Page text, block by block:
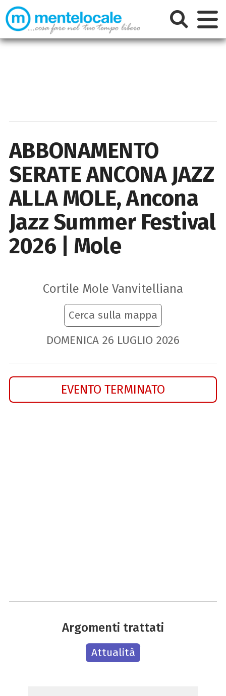
ABBONAMENTO
SERATE ANCONA JAZZ
ALLA MOLE, Ancona
Jazz Summer Festival
2026 | Mole
Cortile Mole Vanvitelliana
Cerca sulla mappa
DOMENICA 26 LUGLIO 2026
EVENTO TERMINATO
Argomenti trattati
Attualità